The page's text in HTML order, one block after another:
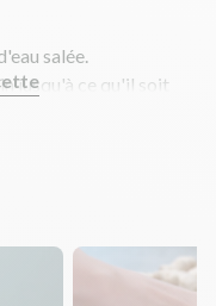
salée.
jusqu'à ce qu'il soit